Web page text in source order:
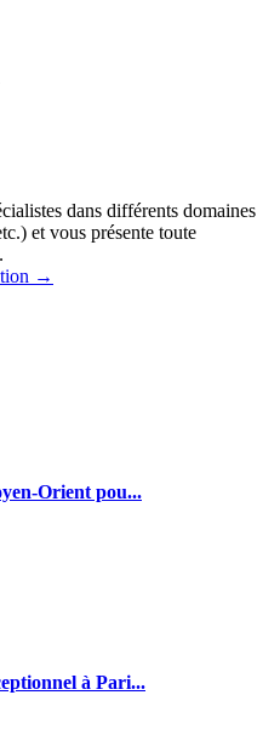
dans différents domaines
et vous présente toute
→
Orient pou...
à Pari...